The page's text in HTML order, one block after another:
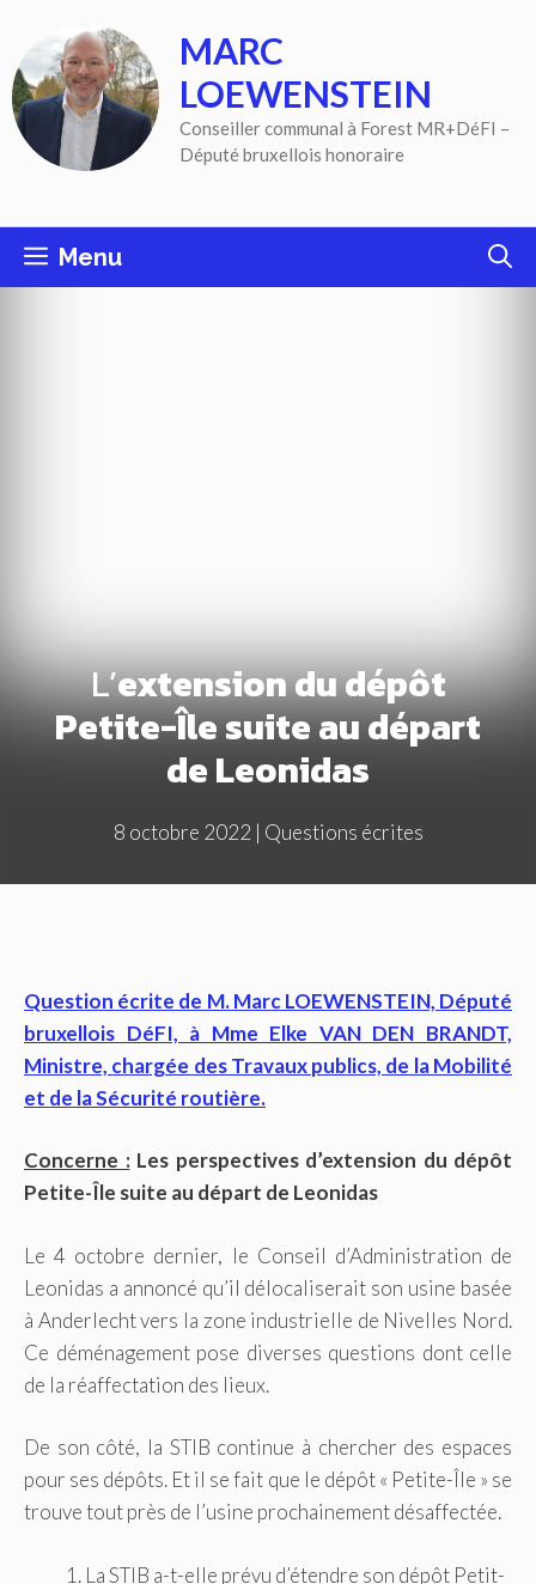
contenu
MARC
LOEWENSTEIN
Conseiller communal à Forest MR+DéFI –
Député bruxellois honoraire
Menu
L’extension du dépôt
Petite-Île suite au départ
de Leonidas
8 octobre 2022 | Questions écrites
Question écrite de M. Marc LOEWENSTEIN, Député
bruxellois DéFI, à Mme Elke VAN DEN BRANDT,
Ministre, chargée des Travaux publics, de la Mobilité
et de la Sécurité routière.
Concerne :Les perspectives d’extension du dépôt
Petite-Île suite au départ de Leonidas
Le 4 octobre dernier, le Conseil d’Administration de
Leonidas a annoncé qu’il délocaliserait son usine basée
à Anderlecht vers la zone industrielle de Nivelles Nord.
Ce déménagement pose diverses questions dont celle
de la réaffectation des lieux.
De son côté, la STIB continue à chercher des espaces
pour ses dépôts. Et il se fait que le dépôt « Petite-Île » se
trouve tout près de l’usine prochainement désaffectée.
La STIB a-t-elle prévu d’étendre son dépôt Petit-